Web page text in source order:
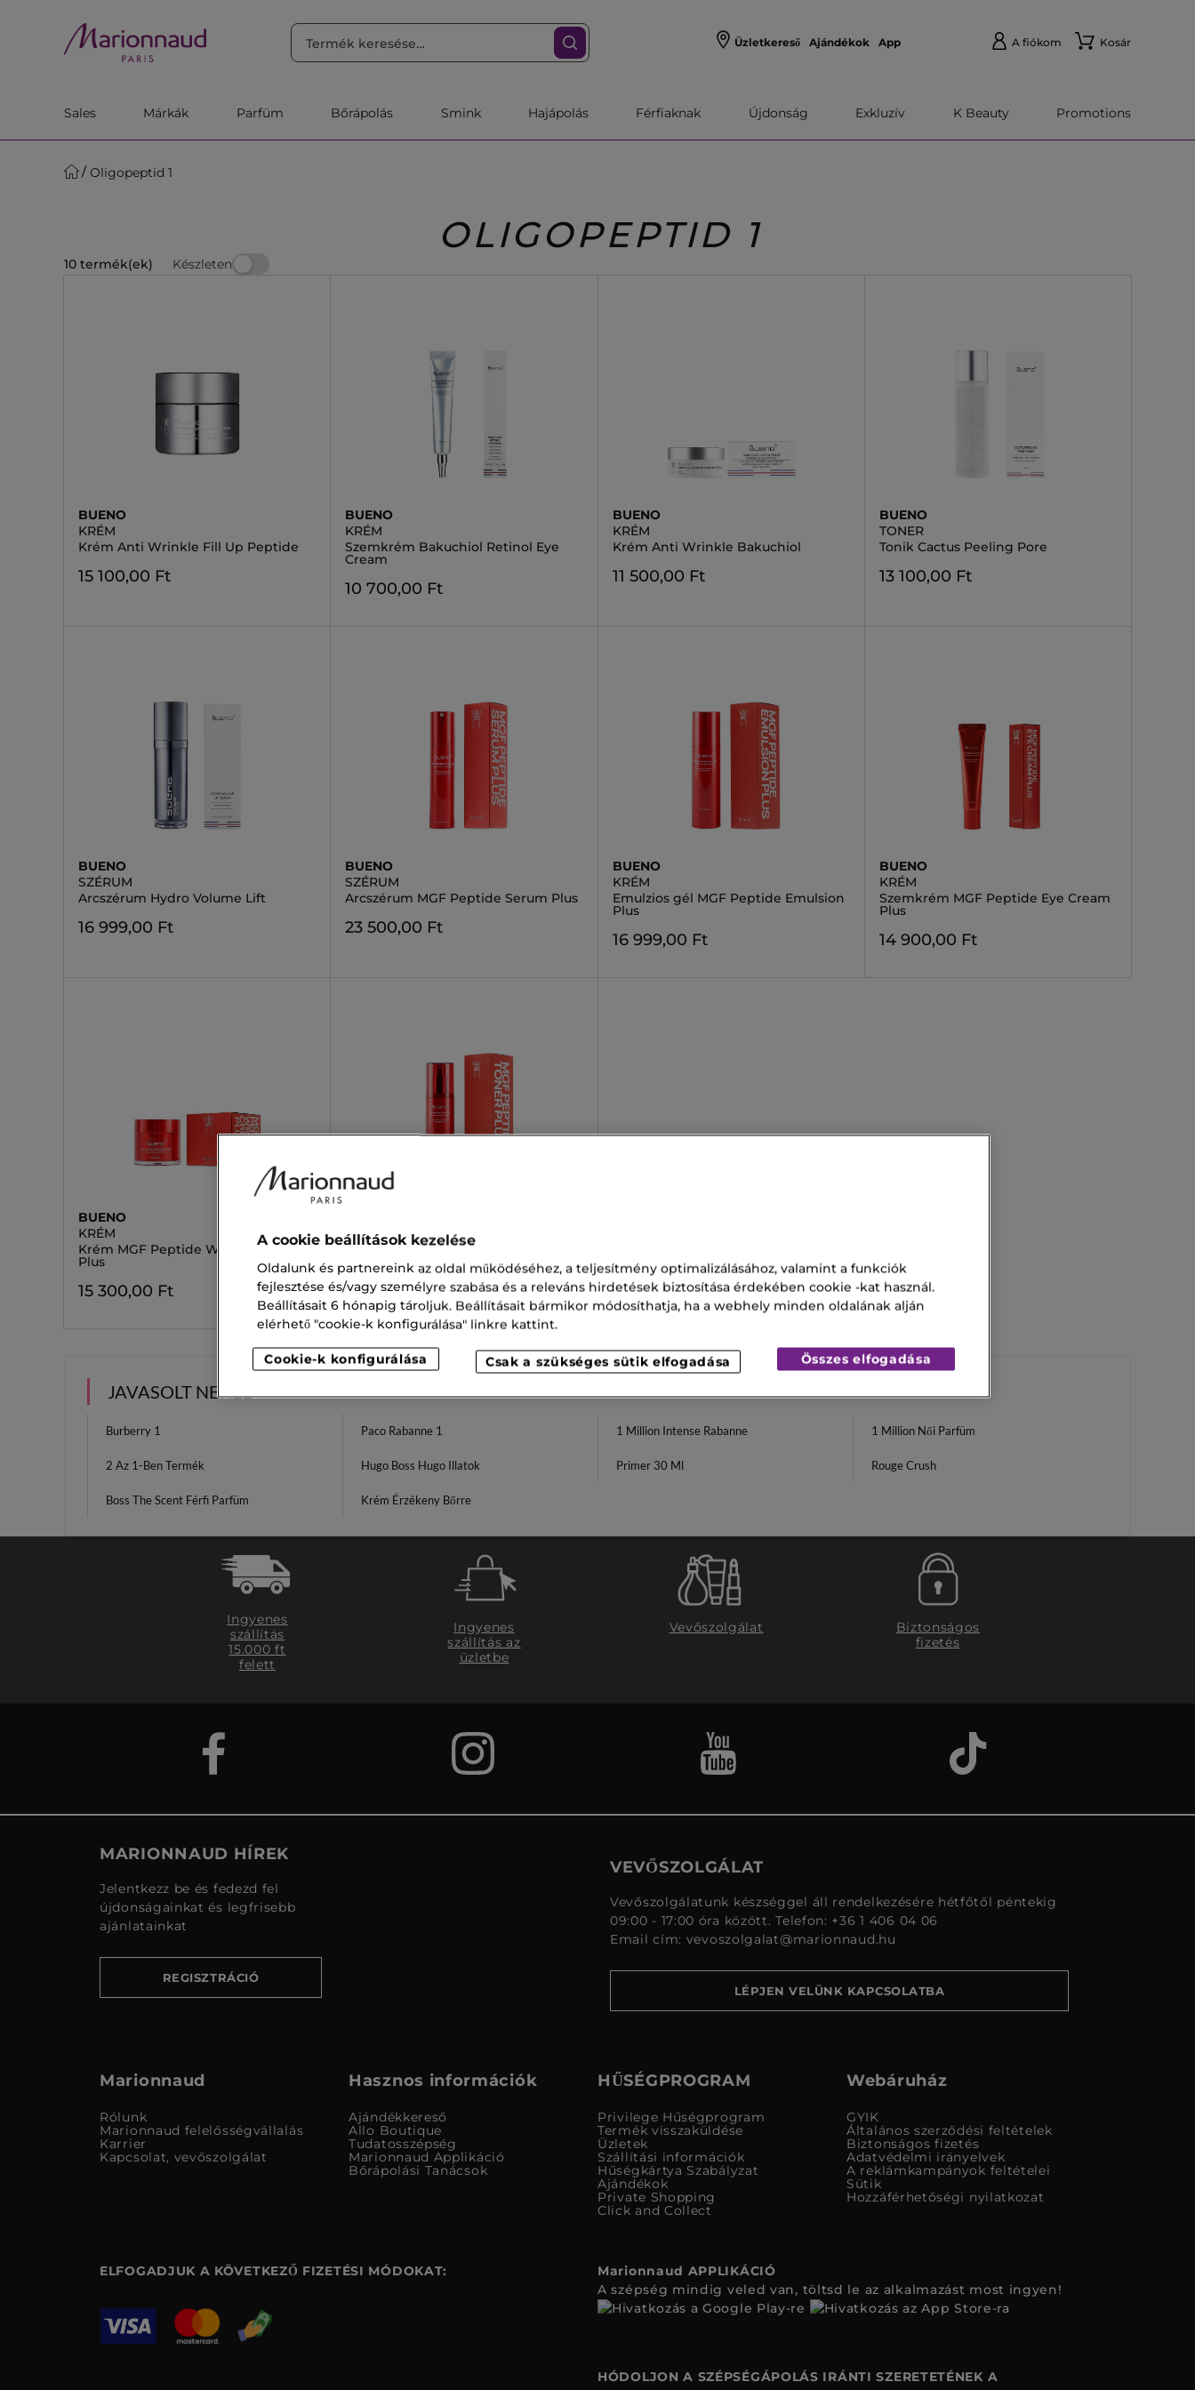
Üzletkereső Ajándékok App A fiókom Kosár
Sales Márkák Parfüm Bőrápolás Smink Hajápolás Férfiaknak Újdonság Exkluzív K Beauty Promotions
Oligopeptid 1
OLIGOPEPTID 1
10 termék(ek) Készleten
BUENO
KRÉM
Krém Anti Wrinkle Fill Up Peptide
15 100,00 Ft
BUENO
KRÉM
Szemkrém Bakuchiol Retinol Eye
Cream
10 700,00 Ft
BUENO
KRÉM
Krém Anti Wrinkle Bakuchiol
11 500,00 Ft
BUENO
TONER
Tonik Cactus Peeling Pore
13 100,00 Ft
BUENO
SZÉRUM
Arcszérum Hydro Volume Lift
16 999,00 Ft
BUENO
SZÉRUM
Arcszérum MGF Peptide Serum Plus
23 500,00 Ft
BUENO
KRÉM
Emulzios gél MGF Peptide Emulsion
Plus
16 999,00 Ft
BUENO
KRÉM
Szemkrém MGF Peptide Eye Cream
Plus
14 900,00 Ft
BUENO
KRÉM
Krém MGF Peptide Wrinkle Cream
Plus
15 300,00 Ft
TONER
Tonik MGF Peptide Toner Plus
14 700,00 Ft
JAVASOLT NEKED
Burberry 1 Paco Rabanne 1 1 Million Intense Rabanne 1 Million Női Parfüm
2 Az 1-Ben Termék Hugo Boss Hugo Illatok Primer 30 Ml Rouge Crush
Boss The Scent Férfi Parfüm Krém Érzékeny Bőrre
Ingyenes
szállítás
15.000 ft
felett
Ingyenes
szállítás az
üzletbe
Vevőszolgálat
Biztonságos
fizetés
MARIONNAUD HÍREK
Jelentkezz be és fedezd fel
újdonságainkat és legfrisebb
ajánlatainkat
REGISZTRÁCIÓ
VEVŐSZOLGÁLAT
Vevőszolgálatunk készséggel áll rendelkezésére hétfőtől péntekig
09:00 - 17:00 óra között. Telefon: +36 1 406 04 06
Email cím: vevoszolgalat@marionnaud.hu
LÉPJEN VELÜNK KAPCSOLATBA
Marionnaud
Rólunk
Marionnaud felelősségvállalás
Karrier
Kapcsolat, vevőszolgálat
Hasznos információk
Ajándékkereső
Allo Boutique
Tudatosszépség
Marionnaud Applikáció
Bőrápolási Tanácsok
HŰSÉGPROGRAM
Privilege Hűségprogram
Termék visszaküldése
Üzletek
Szállítási információk
Hűségkártya Szabályzat
Ajándékok
Private Shopping
Click and Collect
Webáruház
GYIK
Általános szerződési feltételek
Biztonságos fizetés
Adatvédelmi irányelvek
A reklámkampányok feltételei
Sütik
Hozzáférhetőségi nyilatkozat
ELFOGADJUK A KÖVETKEZŐ FIZETÉSI MÓDOKAT:
Marionnaud APPLIKÁCIÓ
A szépség mindig veled van, töltsd le az alkalmazást most ingyen!
HÓDOLJON A SZÉPSÉGÁPOLÁS IRÁNTI SZERETETÉNEK A
A cookie beállítások kezelése
Oldalunk és partnereink az oldal működéséhez, a teljesítmény optimalizálásához, valamint a funkciók
fejlesztése és/vagy személyre szabása és a releváns hirdetések biztosítása érdekében cookie -kat használ.
Beállításait 6 hónapig tároljuk. Beállításait bármikor módosíthatja, ha a webhely minden oldalának alján
elérhető "cookie-k konfigurálása" linkre kattint.
Cookie-k konfigurálása Csak a szükséges sütik elfogadása Összes elfogadása